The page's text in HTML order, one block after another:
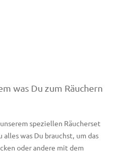
was Du zum Räuchern
speziellen Räucherset
was Du brauchst, um das
oder andere mit dem